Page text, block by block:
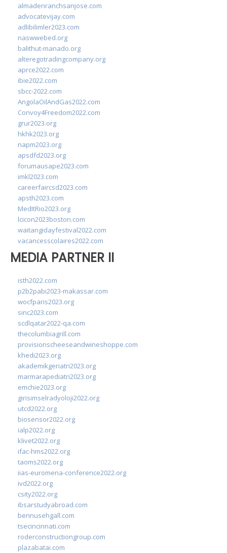
almadenranchsanjose.com
advocatevijay.com
adlibilimler2023.com
naswwebed.org
balithut-manado.org
alteregotradingcompany.org
aprce2022.com
ibie2022.com
sbcc-2022.com
AngolaOilAndGas2022.com
Convoy4Freedom2022.com
grur2023.org
hkhk2023.org
napm2023.org
apsdfd2023.org
forumausape2023.com
imkl2023.com
careerfaircsd2023.com
apsth2023.com
MedItRio2023.org
lcicon2023boston.com
waitangidayfestival2022.com
vacancesscolaires2022.com
MEDIA PARTNER II
isth2022.com
p2b2pabi2023-makassar.com
wocfparis2023.org
sinc2023.com
scdlqatar2022-qa.com
thecolumbiagrill.com
provisionscheeseandwineshoppe.com
khedi2023.org
akademikgeriatri2023.org
marmarapediatri2023.org
emchie2023.org
girisimselradyoloji2022.org
utcd2022.org
biosensor2022.org
ialp2022.org
klivet2022.org
ifac-hms2022.org
taoms2022.org
iias-euromena-conference2022.org
ivd2022.org
csity2022.org
ibsarstudyabroad.com
bennusehgall.com
tsecincinnati.com
roderconstructiongroup.com
plazabatai.com